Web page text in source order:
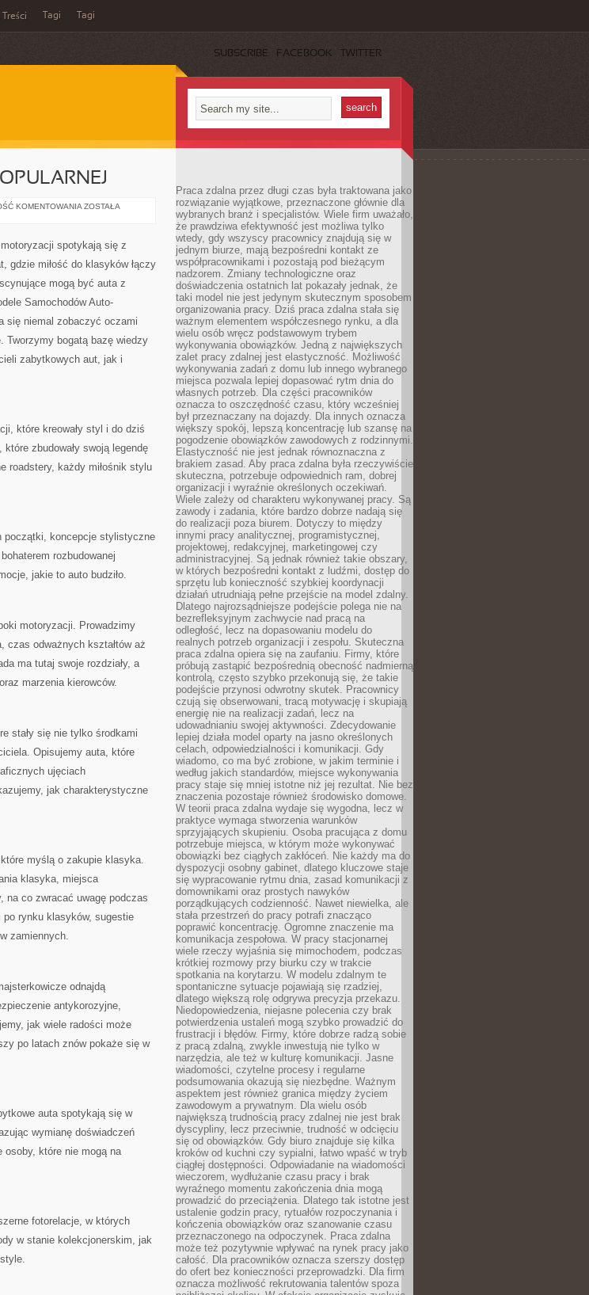
Tagi Tagi
SUBSCRIBE FACEBOOK TWITTER
KOMENTOWANIA MOTORYZACJA
ZOSTAŁA
spotykają się z
gdzie miłość do klasyków łączy
mogą być auta z
Samochodów Auto-
się niemal zobaczyć oczami
Tworzymy bogatą bazę wiedzy
zabytkowych aut, jak i
które kreowały styl i do dziś
zbudowały swoją legendę
roadstery, każdy miłośnik stylu
początki, koncepcje stylistyczne
rozbudowanej
jakie to auto budziło.
motoryzacji. Prowadzimy
czas odważnych kształtów aż
ma tutaj swoje rozdziały, a
marzenia kierowców.
stały się nie tylko środkami
Opisujemy auta, które
ujęciach
jak charakterystyczne
myślą o zakupie klasyka.
klasyka, miejsca
na co zwracać uwagę podczas
rynku klasyków, sugestie
zamiennych.
odnajdą
antykorozyjne,
jak wiele radości może
po latach znów pokaże się w
auta spotykają się w
wymianę doświadczeń
które nie mogą na
fotorelacje, w których
w stanie kolekcjonerskim, jak
Praca zdalna przez długi czas była traktowana jako
rozwiązanie wyjątkowe, przeznaczone głównie dla
wybranych branż i specjalistów. Wiele firm uważało,
że prawdziwa efektywność jest możliwa tylko
wtedy, gdy wszyscy pracownicy znajdują się w
jednym biurze, mają bezpośredni kontakt ze
współpracownikami i pozostają pod bieżącym
nadzorem. Zmiany technologiczne oraz
doświadczenia ostatnich lat pokazały jednak, że
taki model nie jest jedynym skutecznym sposobem
organizowania pracy. Dziś praca zdalna stała się
ważnym elementem współczesnego rynku, a dla
wielu osób wręcz podstawowym trybem
wykonywania obowiązków. Jedną z największych
zalet pracy zdalnej jest elastyczność. Możliwość
wykonywania zadań z domu lub innego wybranego
miejsca pozwala lepiej dopasować rytm dnia do
własnych potrzeb. Dla części pracowników
oznacza to oszczędność czasu, który wcześniej
był przeznaczany na dojazdy. Dla innych oznacza
większy spokój, lepszą koncentrację lub szansę na
pogodzenie obowiązków zawodowych z rodzinnymi.
Elastyczność nie jest jednak równoznaczna z
brakiem zasad. Aby praca zdalna była rzeczywiście
skuteczna, potrzebuje odpowiednich ram, dobrej
organizacji i wyraźnie określonych oczekiwań.
Wiele zależy od charakteru wykonywanej pracy. Są
zawody i zadania, które bardzo dobrze nadają się
do realizacji poza biurem. Dotyczy to między
innymi pracy analitycznej, programistycznej,
projektowej, redakcyjnej, marketingowej czy
administracyjnej. Są jednak również takie obszary,
w których bezpośredni kontakt z ludźmi, dostęp do
sprzętu lub konieczność szybkiej koordynacji
działań utrudniają pełne przejście na model zdalny.
Dlatego najrozsądniejsze podejście polega nie na
bezrefleksyjnym zachwycie nad pracą na
odległość, lecz na dopasowaniu modelu do
realnych potrzeb organizacji i zespołu. Skuteczna
praca zdalna opiera się na zaufaniu. Firmy, które
próbują zastąpić bezpośrednią obecność nadmierną
kontrolą, często szybko przekonują się, że takie
podejście przynosi odwrotny skutek. Pracownicy
czują się obserwowani, tracą motywację i skupiają
energię nie na realizacji zadań, lecz na
udowadnianiu swojej aktywności. Zdecydowanie
lepiej działa model oparty na jasno określonych
celach, odpowiedzialności i komunikacji. Gdy
wiadomo, co ma być zrobione, w jakim terminie i
według jakich standardów, miejsce wykonywania
pracy staje się mniej istotne niż jej rezultat. Nie bez
znaczenia pozostaje również środowisko domowe.
W teorii praca zdalna wydaje się wygodna, lecz w
praktyce wymaga stworzenia warunków
sprzyjających skupieniu. Osoba pracująca z domu
potrzebuje miejsca, w którym może wykonywać
obowiązki bez ciągłych zakłóceń. Nie każdy ma do
dyspozycji osobny gabinet, dlatego kluczowe staje
się wypracowanie rytmu dnia, zasad komunikacji z
domownikami oraz prostych nawyków
porządkujących codzienność. Nawet niewielka, ale
stała przestrzeń do pracy potrafi znacząco
poprawić koncentrację. Ogromne znaczenie ma
komunikacja zespołowa. W pracy stacjonarnej
wiele rzeczy wyjaśnia się mimochodem, podczas
krótkiej rozmowy przy biurku czy w trakcie
spotkania na korytarzu. W modelu zdalnym te
spontaniczne sytuacje pojawiają się rzadziej,
dlatego większą rolę odgrywa precyzja przekazu.
Niedopowiedzenia, niejasne polecenia czy brak
potwierdzenia ustaleń mogą szybko prowadzić do
frustracji i błędów. Firmy, które dobrze radzą sobie
z pracą zdalną, zwykle inwestują nie tylko w
narzędzia, ale też w kulturę komunikacji. Jasne
wiadomości, czytelne procesy i regularne
podsumowania okazują się niezbędne. Ważnym
aspektem jest również granica między życiem
zawodowym a prywatnym. Dla wielu osób
największą trudnością pracy zdalnej nie jest brak
dyscypliny, lecz przeciwnie, trudność w odcięciu
się od obowiązków. Gdy biuro znajduje się kilka
kroków od kuchni czy sypialni, łatwo wpaść w tryb
ciągłej dostępności. Odpowiadanie na wiadomości
wieczorem, wydłużanie czasu pracy i brak
wyraźnego momentu zakończenia dnia mogą
prowadzić do przeciążenia. Dlatego tak istotne jest
ustalenie godzin pracy, rytuałów rozpoczynania i
kończenia obowiązków oraz szanowanie czasu
przeznaczonego na odpoczynek. Praca zdalna
może też pozytywnie wpływać na rynek pracy jako
całość. Dla pracowników oznacza szerszy dostęp
do ofert bez konieczności przeprowadzki. Dla firm
oznacza możliwość rekrutowania talentów spoza